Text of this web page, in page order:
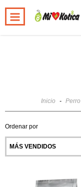
INICIO
Inicio - Perro
Ordenar por